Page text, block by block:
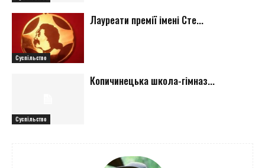
Суспільство
Лауреати премії імені Сте...
Суспільство
Копичинецька школа-гімназ...